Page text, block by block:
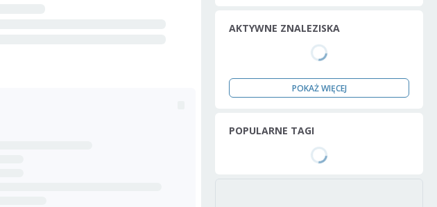
AKTYWNE ZNALEZISKA
POKAŻ WIĘCEJ
POPULARNE TAGI